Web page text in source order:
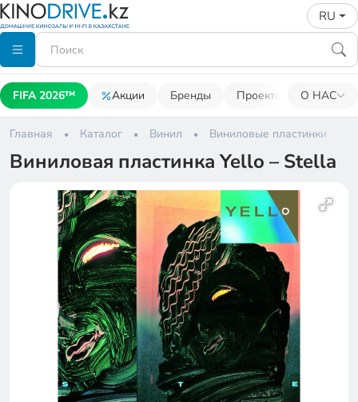
RU
FIFA 2026™ Акции Бренды Проекторы О НАС
Главная Каталог Винил Виниловые пластинки
Виниловая пластинка Yello – Stella